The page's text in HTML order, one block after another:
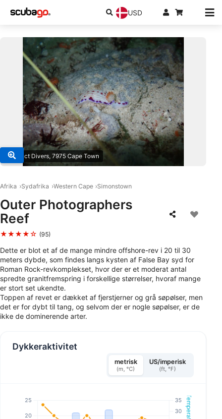
USD
© Impact Divers, 7975 Cape Town
Afrika Sydafrika Western Cape Simonstown
Outer Photographers
Reef
★★★★☆ (95)
Dette er blot et af de mange mindre offshore-rev i 20 til 30
meters dybde, som findes langs kysten af False Bay syd for
Roman Rock-revkomplekset, hvor der er et moderat antal
spredte granitfremspring i forskellige størrelser, hvoraf mange
er stort set ukendte.
Toppen af revet er dækket af fjerstjerner og grå søpølser, men
det er for dybt til tang, og selvom der er nogle søpølser, er de
ikke de dominerende arter.
Dykkeraktivitet
metrisk
(m, °C)
US/imperisk
(ft, °F)